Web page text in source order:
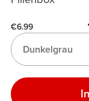
€6.99
Dunkelgrau